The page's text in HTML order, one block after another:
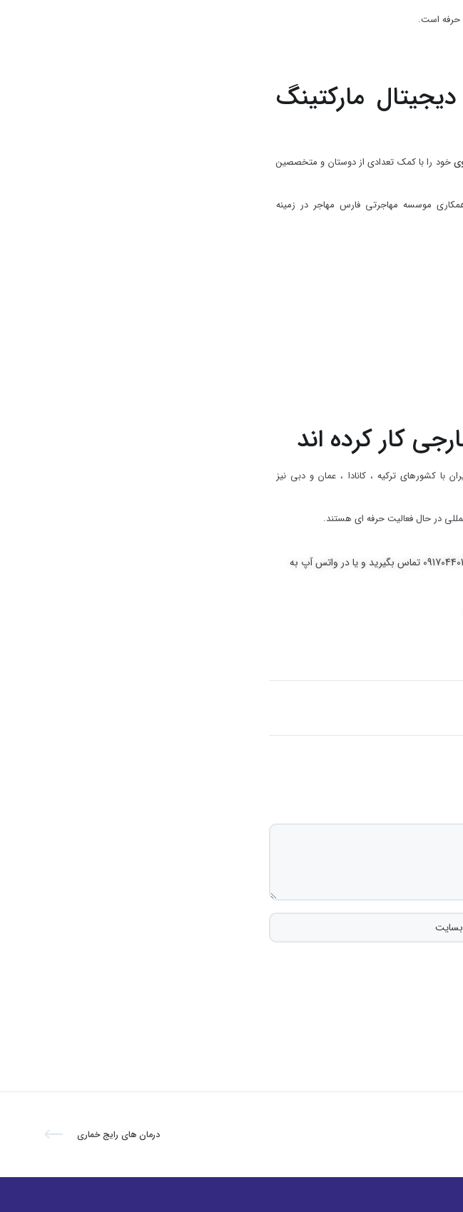
حرفه است.
مارکتینگ
خود را با کمک تعدادی از دوستان و متخصصین
موسسه مهاجرتی فارس مهاجر در زمینه
کار کرده اند
با کشورهای ترکیه ، کانادا ، عمان و دبی نیز
در حال فعالیت حرفه ای هستند.
برای اطلاعات بیشتر و ایجاد زمینه همکاری در بحث دیجیتال مارکتینگ می توانید با شماره مستقیم پدرام موسوی 09170440148 تماس بگیرید و یا در واتس آپ به
درمان های رایج خماری